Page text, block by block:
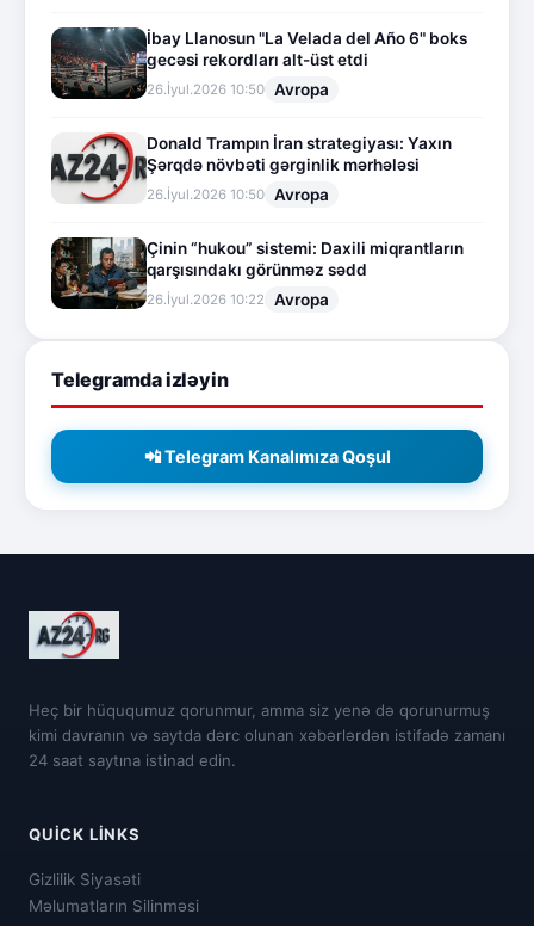
İbay Llanosun "La Velada del Año 6" boks
gecəsi rekordları alt-üst etdi
26.İyul.2026 10:50 Avropa
Donald Trampın İran strategiyası: Yaxın
Şərqdə növbəti gərginlik mərhələsi
26.İyul.2026 10:50 Avropa
Çinin “hukou” sistemi: Daxili miqrantların
qarşısındakı görünməz sədd
26.İyul.2026 10:22 Avropa
Telegramda izləyin
📲 Telegram Kanalımıza Qoşul
Heç bir hüququmuz qorunmur, amma siz yenə də qorunurmuş
kimi davranın və saytda dərc olunan xəbərlərdən istifadə zamanı
24 saat saytına istinad edin.
QUICK LINKS
Gizlilik Siyasəti
Məlumatların Silinməsi